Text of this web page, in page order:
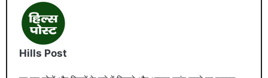
Hills Post